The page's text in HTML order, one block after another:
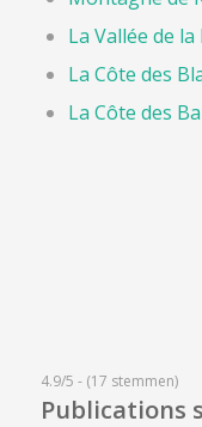
La Vallée de
La Côte des
La Côte des
4.9/5 - (17 stemmen)
Publications